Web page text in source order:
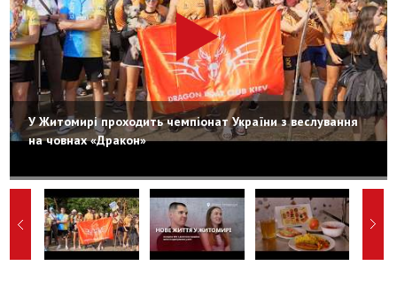
У Житомирі проходить чемпіонат України з веслування
на човнах «Дракон»